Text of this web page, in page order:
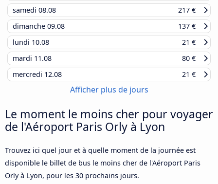
samedi 08.08
217 €
dimanche 09.08
137 €
lundi 10.08
21 €
mardi 11.08
80 €
mercredi 12.08 21 €
Afficher plus de jours
Le moment le moins cher pour voyager
de l'Aéroport Paris Orly à Lyon
Trouvez ici quel jour et à quelle moment de la journée est
disponible le billet de bus le moins cher de l'Aéroport Paris
Orly à Lyon, pour les 30 prochains jours.